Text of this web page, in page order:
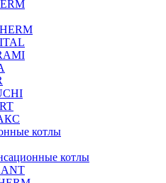
котлы
котлы